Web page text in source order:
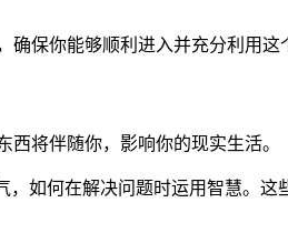
保你能够顺利进入并充分利用这
将伴随你，影响你的现实生活。
如何在解决问题时运用智慧。这